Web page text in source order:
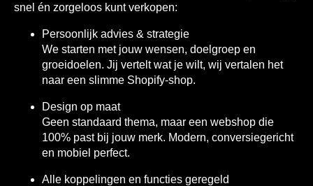
snel én zorgeloos kunt verkopen:
Persoonlijk advies & strategie
We starten met jouw wensen, doelgroep en
groeidoelen. Jij vertelt wat je wilt, wij vertalen het
naar een slimme Shopify-shop.
Design op maat
Geen standaard thema, maar een webshop die
100% past bij jouw merk. Modern, conversiegericht
en mobiel perfect.
Alle koppelingen en functies geregeld